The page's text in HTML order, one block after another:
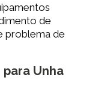
de
problema de
Unha